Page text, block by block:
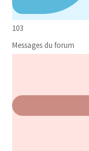
103
Messages du forum